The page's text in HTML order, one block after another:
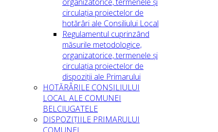
circulația proiectelor de
hotărâri ale Consiliului Local
Regulamentul cuprinzând
măsurile metodologice,
organizatorice, termenele și
circulația proiectelor de
dispoziții ale Primarului
HOTĂRÂRILE CONSILIULUI
LOCAL ALE COMUNEI
BELCIUGATELE
DISPOZIȚIILE PRIMARULUI